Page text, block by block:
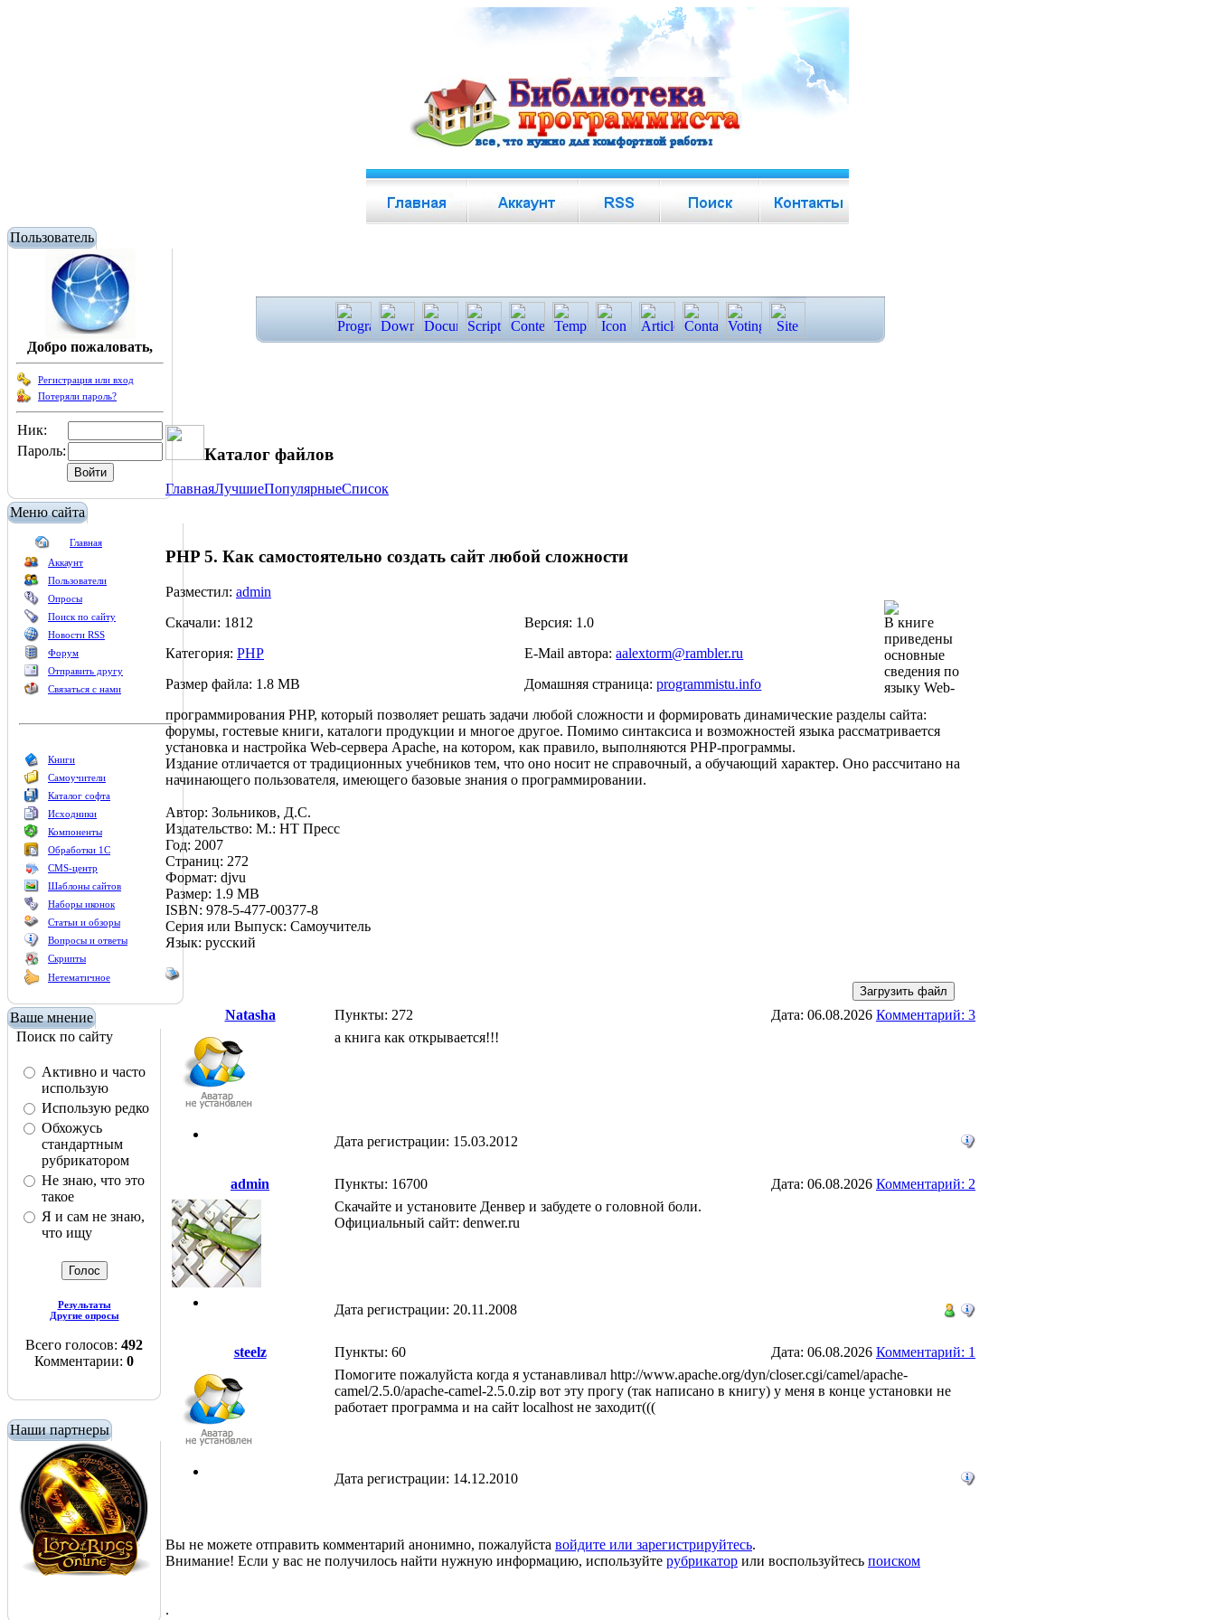
Пользователь
Добро пожаловать,
Регистрация или вход
Потеряли пароль?
Ник:
Пароль:
Меню сайта
Главная
Аккаунт
Пользователи
Опросы
Поиск по сайту
Новости RSS
Форум
Отправить другу
Связаться с нами
Книги
Самоучители
Каталог софта
Исходники
Компоненты
Обработки 1С
CMS-центр
Шаблоны сайтов
Наборы иконок
Статьи и обзоры
Вопросы и ответы
Скрипты
Нетематичное
Ваше мнение
Поиск по сайту
Активно и часто
использую
Использую редко
Обхожусь
стандартным
рубрикатором
Не знаю, что это
такое
Я и сам не знаю,
что ищу
Результаты
Другие опросы
Всего голосов: 492
Комментарии: 0
Наши партнеры
Каталог файлов
ГлавнаяЛучшиеПопулярныеСписок
PHP 5. Как самостоятельно создать сайт любой сложности
Разместил: admin
Скачали: 1812
Категория: PHP
Размер файла: 1.8 MB
Версия: 1.0
E-Mail автора:aalextorm@rambler.ru
Домашняя страница:programmistu.info
В книге
приведены
основные
сведения по
языку Web-
программирования РНР, который позволяет решать задачи любой сложности и формировать динамические разделы сайта:
форумы, гостевые книги, каталоги продукции и многое другое. Помимо синтаксиса и возможностей языка рассматривается
установка и настройка Web-сервера Apache, на котором, как правило, выполняются РНР-программы.
Издание отличается от традиционных учебников тем, что оно носит не справочный, а обучающий характер. Оно рассчитано на
начинающего пользователя, имеющего базовые знания о программировании.
Автор: Зольников, Д.С.
Издательство: М.: НТ Пресс
Год: 2007
Страниц: 272
Формат: djvu
Размер: 1.9 MB
ISBN: 978-5-477-00377-8
Серия или Выпуск: Самоучитель
Язык: русский
Natasha Пункты: 272 Дата: 06.08.2026 Комментарий: 3
а книга как открывается!!!
Дата регистрации: 15.03.2012
admin Пункты: 16700 Дата: 06.08.2026 Комментарий: 2
Скачайте и установите Денвер и забудете о головной боли.
Официальный сайт: denwer.ru
Дата регистрации: 20.11.2008
steelz Пункты: 60 Дата: 06.08.2026 Комментарий: 1
Помогите пожалуйста когда я устанавливал http://www.apache.org/dyn/closer.cgi/camel/apache-
camel/2.5.0/apache-camel-2.5.0.zip вот эту прогу (так написано в книгу) у меня в конце установки не
работает программа и на сайт localhost не заходит(((
Дата регистрации: 14.12.2010
Вы не можете отправить комментарий анонимно, пожалуйста войдите или зарегистрируйтесь.
Внимание! Если у вас не получилось найти нужную информацию, используйте рубрикатор или воспользуйтесь поиском
.